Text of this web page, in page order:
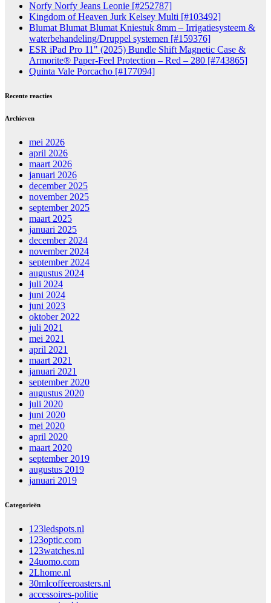
Norfy Norfy Jeans Leonie [#252787]
Kingdom of Heaven Jurk Kelsey Multi [#103492]
Blumat Blumat Blumat Kniestuk 8mm – Irrigatiesysteem &
waterbehandeling/Druppel systemen [#159376]
ESR iPad Pro 11" (2025) Bundle Shift Magnetic Case &
Armorite® Paper-Feel Protection – Red – 280 [#743865]
Quinta Vale Porcacho [#177094]
Recente reacties
Archieven
mei 2026
april 2026
maart 2026
januari 2026
december 2025
november 2025
september 2025
maart 2025
januari 2025
december 2024
november 2024
september 2024
augustus 2024
juli 2024
juni 2024
juni 2023
oktober 2022
juli 2021
mei 2021
april 2021
maart 2021
januari 2021
september 2020
augustus 2020
juli 2020
juni 2020
mei 2020
april 2020
maart 2020
september 2019
augustus 2019
januari 2019
Categorieën
123ledspots.nl
123optic.com
123watches.nl
24uomo.com
2Lhome.nl
30mlcoffeeroasters.nl
accessoires-politie